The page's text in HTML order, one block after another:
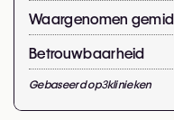
Waargenomen
Betrouwbaarheid
Gebaseerd op3klinieken